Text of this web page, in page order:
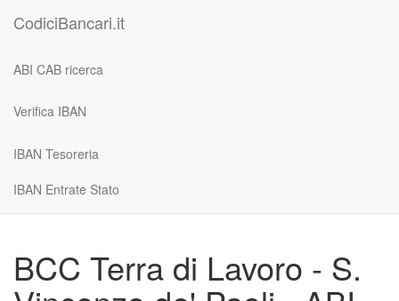
CodiciBancari.it
ABI CAB ricerca
Verifica IBAN
IBAN Tesoreria
IBAN Entrate Stato
BCC Terra di Lavoro - S.